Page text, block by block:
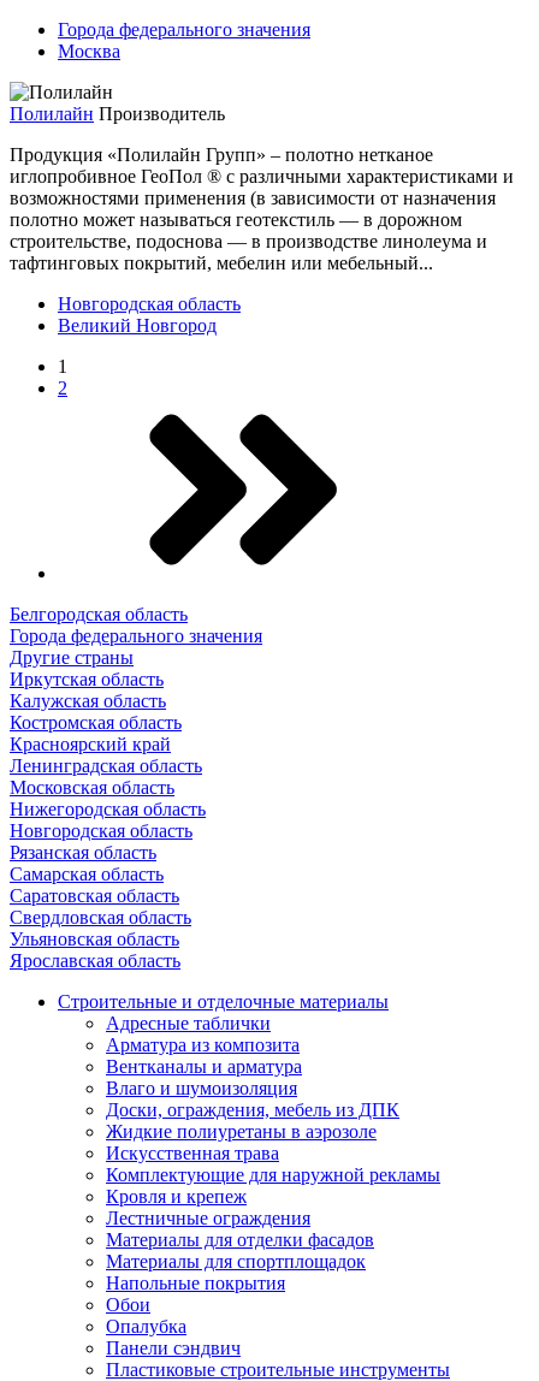
Города федерального значения
Москва
Полилайн Производитель
Продукция «Полилайн Групп» – полотно нетканое
иглопробивное ГеоПол ® с различными характеристиками и
возможностями применения (в зависимости от назначения
полотно может называться геотекстиль — в дорожном
строительстве, подоснова — в производстве линолеума и
тафтинговых покрытий, мебелин или мебельный...
Новгородская область
Великий Новгород
1
2
Белгородская область
Города федерального значения
Другие страны
Иркутская область
Калужская область
Костромская область
Красноярский край
Ленинградская область
Московская область
Нижегородская область
Новгородская область
Рязанская область
Самарская область
Саратовская область
Свердловская область
Ульяновская область
Ярославская область
Строительные и отделочные материалы
Адресные таблички
Арматура из композита
Вентканалы и арматура
Влаго и шумоизоляция
Доски, ограждения, мебель из ДПК
Жидкие полиуретаны в аэрозоле
Искусственная трава
Комплектующие для наружной рекламы
Кровля и крепеж
Лестничные ограждения
Материалы для отделки фасадов
Материалы для спортплощадок
Напольные покрытия
Обои
Опалубка
Панели сэндвич
Пластиковые строительные инструменты